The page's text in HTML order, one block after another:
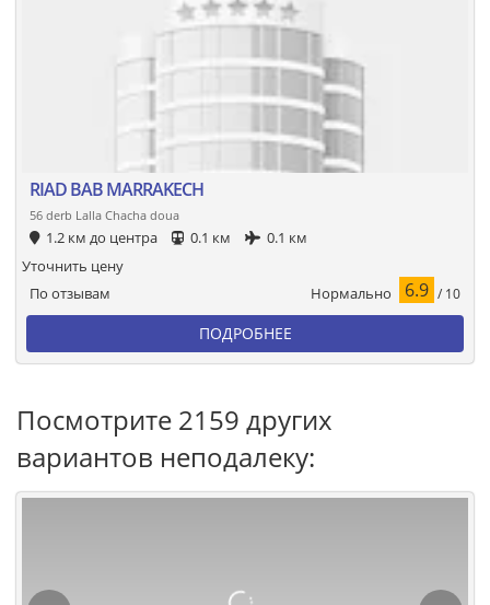
RIAD BAB MARRAKECH
56 derb Lalla Chacha doua
1.2 км до центра 0.1 км 0.1 км
По отзывам Нормально 6.9 / 10
Уточнить цену
ПОДРОБНЕЕ
Посмотрите 2159 других
вариантов неподалеку: